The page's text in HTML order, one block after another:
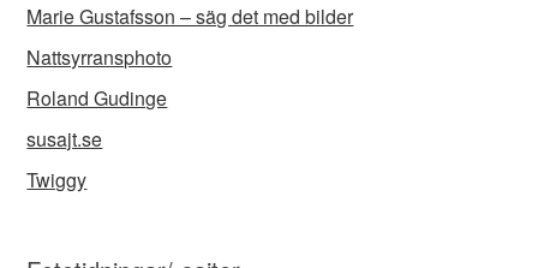
Marie Gustafsson – säg det med bilder
Nattsyrransphoto
Roland Gudinge
susajt.se
Twiggy